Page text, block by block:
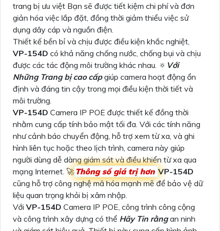
trang bị ưu việt Bạn sẽ được tiết kiệm chi phí và đơn
giản hóa việc lắp đặt, đồng thời giảm thiểu việc sử
dụng dây cáp và nguồn điện.
Thiết kế bền bỉ và chịu được điều kiện khắc nghiệt,
VP-154D có khả năng chống nước, chống bụi và chịu
được các tác động môi trường khác nhau. 🔅 Với
Những Trang bị cao cấpgiúp camera hoạt động ổn
định và đáng tin cậy trong mọi điều kiện thời tiết và
môi trường.
VP-154D Camera IP POE được thiết kế đồng thời
nhằm cung cấp tính bảo mật tối đa. Với các tính năng
như cảnh báo chuyển động, hỗ trợ xem từ xa, và ghi
hình liên tục hoặc theo lịch trình, camera này giúp
người dùng dễ dàng giám sát và điều khiển từ xa qua
mạng Internet. 🚀 Thông số giá trị hơn VP-154D
cũng hỗ trợ công nghệ mã hóa mạnh mẽ để bảo vệ dữ
liệu quan trọng khỏi bị xâm nhập.
Với VP-154D Camera IP POE, công trình công cộng
và công trình xây dựng có thể Hãy Tin rằngan ninh